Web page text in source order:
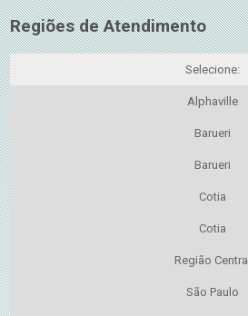
Regiões de Atendimento
Selecione:
Alphaville
Barueri
Barueri
Cotia
Cotia
Região Central
São Paulo